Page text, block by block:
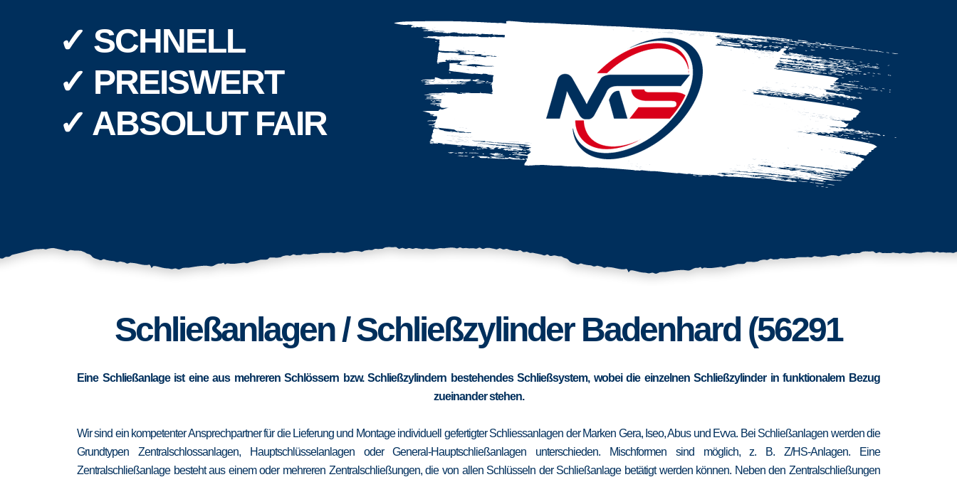
✓ SCHNELL
✓ PREISWERT
✓ ABSOLUT FAIR
Schließanlagen / Schließzylinder Badenhard (56291
Eine Schließanlage ist eine aus mehreren Schlössern bzw. Schließzylindern bestehendes Schließsystem, wobei die einzelnen Schließzylinder in funktionalem Bezug
zueinander stehen.
Wir sind ein kompetenter Ansprechpartner für die Lieferung und Montage individuell gefertigter Schliessanlagen der Marken Gera, Iseo, Abus und Evva. Bei Schließanlagen werden die
Grundtypen Zentralschlossanlagen, Hauptschlüsselanlagen oder General-Hauptschließanlagen unterschieden. Mischformen sind möglich, z. B. Z/HS-Anlagen. Eine
Zentralschließanlage besteht aus einem oder mehreren Zentralschließungen, die von allen Schlüsseln der Schließanlage betätigt werden können. Neben den Zentralschließungen